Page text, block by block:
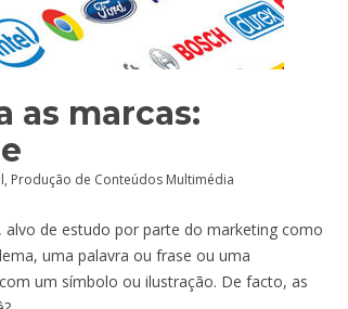
as marcas:
, Produção de Conteúdos Multimédia
de estudo por parte do marketing como
uma palavra ou frase ou uma
um símbolo ou ilustração. De facto, as